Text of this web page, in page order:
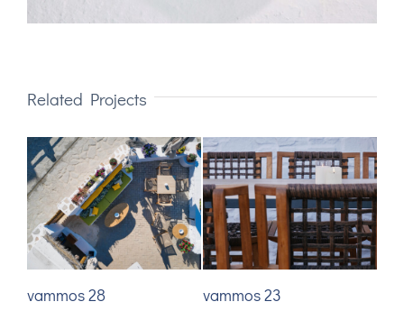
Related Projects
vammos 28 vammos 23